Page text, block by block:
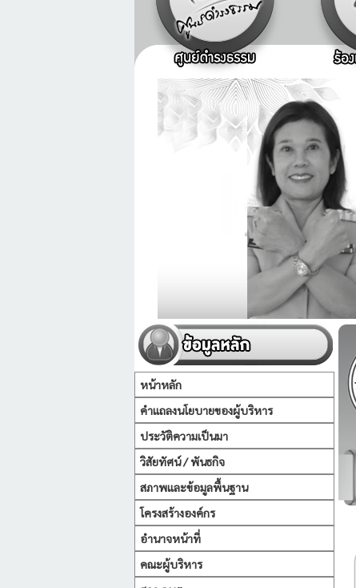
หน้าหลัก
คำแถลงนโยบายของผู้บริหาร
ประวัติความเป็นมา
วิสัยทัศน์ / พันธกิจ
สภาพและข้อมูลพื้นฐาน
โครงสร้างองค์กร
อำนาจหน้าที่
คณะผู้บริหาร